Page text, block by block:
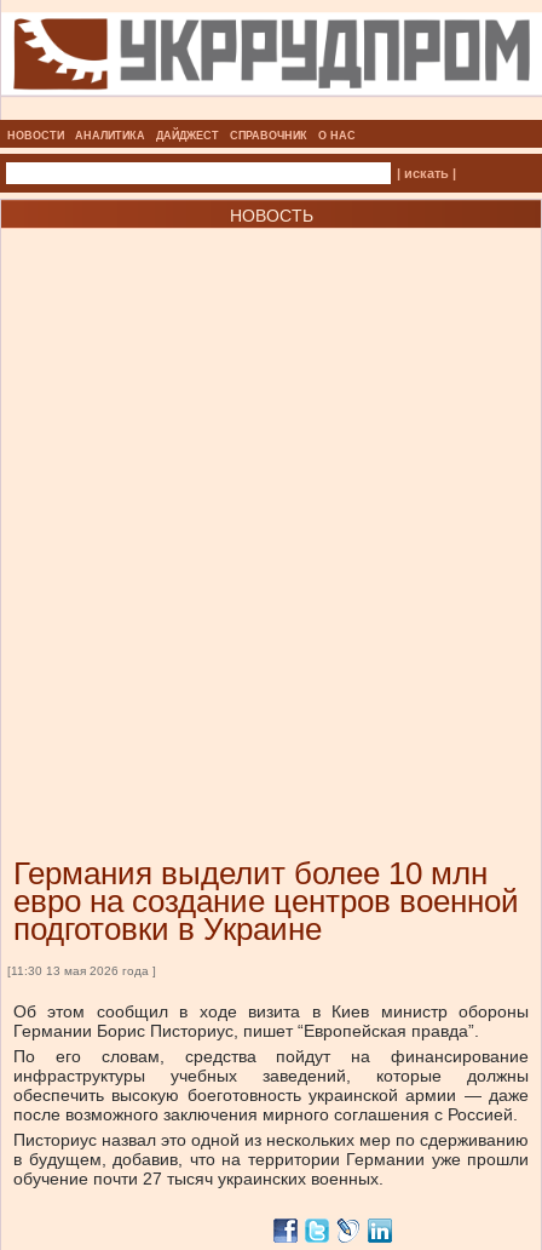
НОВОСТИ АНАЛИТИКА ДАЙДЖЕСТ СПРАВОЧНИК О НАС
| искать |
НОВОСТЬ
Германия выделит более 10 млн
евро на создание центров военной
подготовки в Украине
[11:30 13 мая 2026 года ]
Об этом сообщил в ходе визита в Киев министр обороны
Германии Борис Писториус, пишет “Европейская правда”.
По его словам, средства пойдут на финансирование
инфраструктуры учебных заведений, которые должны
обеспечить высокую боеготовность украинской армии — даже
после возможного заключения мирного соглашения с Россией.
Писториус назвал это одной из нескольких мер по сдерживанию
в будущем, добавив, что на территории Германии уже прошли
обучение почти 27 тысяч украинских военных.